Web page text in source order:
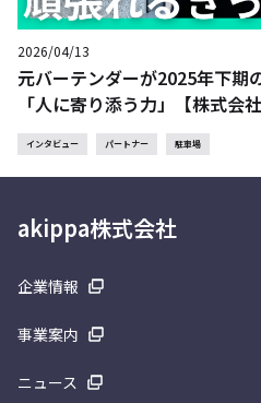
2026/04/13
元バーテンダーが2025年下期
「人に寄り添う力」【株式会
インタビュー パートナー 駐車場
akippa株式会社
企業情報
事業案内
ニュース